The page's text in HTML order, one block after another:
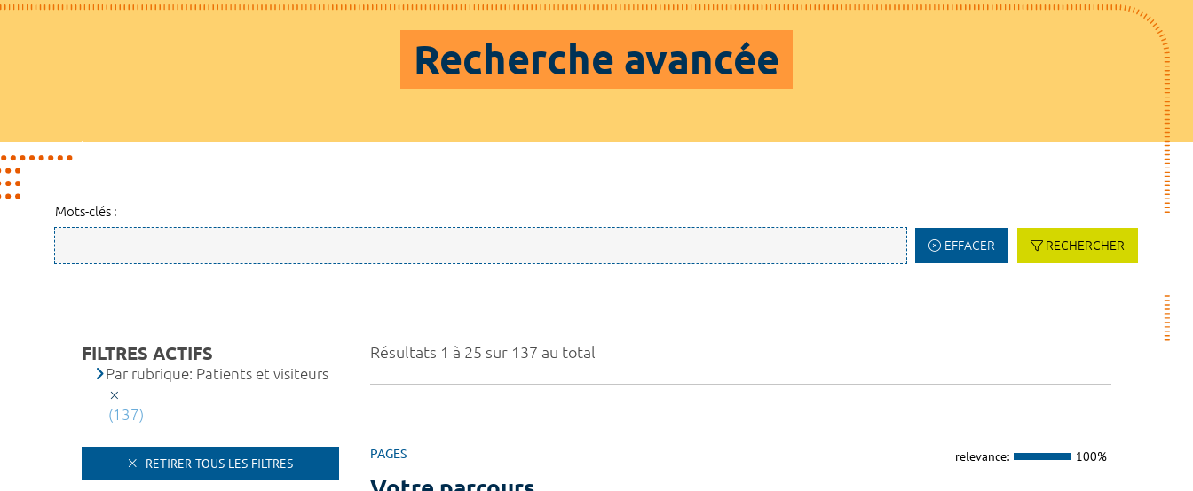
Recherche avancée
Mots-clés :
EFFACER RECHERCHER
Résultats 1 à 25 sur 137 au total
PAGES relevance: 100%
FILTRES ACTIFS
Par rubrique: Patients et visiteurs
(137)
RETIRER TOUS LES FILTRES